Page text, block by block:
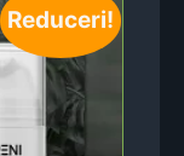
Reduceri!